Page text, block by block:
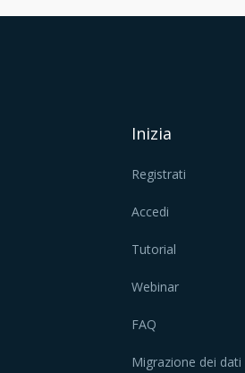
Inizia
Registrati
Accedi
Tutorial
Webinar
FAQ
Migrazione dei dati